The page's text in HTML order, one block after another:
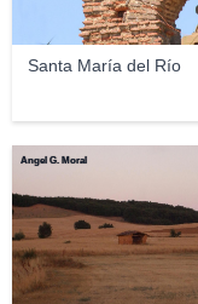
Santa María del Río
Angel G. Moral